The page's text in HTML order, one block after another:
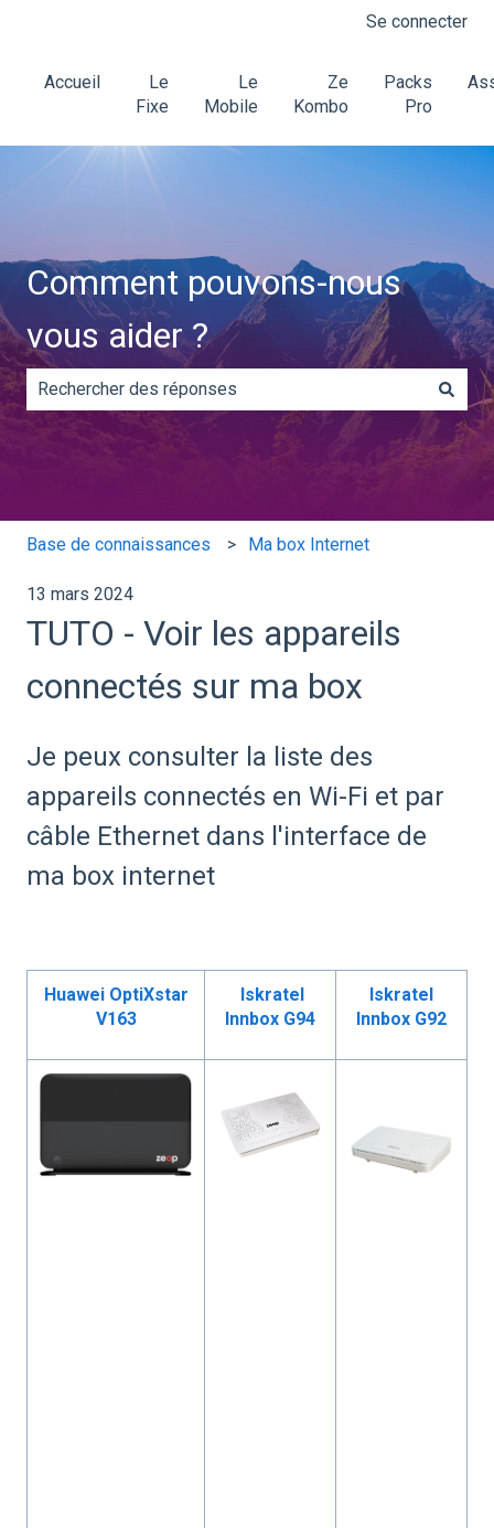
Se connecter
Accueil
Le
Fixe
Le
Mobile
Ze
Kombo
Packs
Pro
Comment pouvons-nous
vous aider ?
Il n'y a aucune suggestion car le champ de recherche
Base de connaissances Ma box Internet
13 mars 2024
TUTO - Voir les appareils
connectés sur ma box
Je peux consulter la liste des
appareils connectés en Wi-Fi et par
câble Ethernet dans l'interface de
ma box internet
Huawei OptiXstar
V163
Iskratel
Innbox G94
Iskratel
Innbox G92